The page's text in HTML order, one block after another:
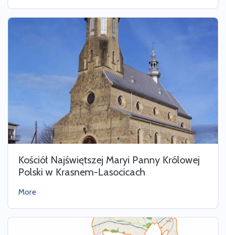
Kościół Najświętszej Maryi Panny Królowej
Polski w Krasnem-Lasocicach
More